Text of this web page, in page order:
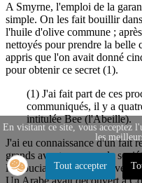
A Smyrne, l'emploi de la
simple. On les fait bouillir
l'huile d'olive commune ;
nettoyés pour prendre la belle
appris que l'on avait donné
pour obtenir ce secret (1).
(1) J'ai fait part de ces
communiqués, il y a
intitulée Bee (l'Abeille).
J'ai eu connaissance d'un fait
grands avantages pour la
l'insouciance de leur
Un Arabe avait découvert à
En visitant ce site, vous acceptez
les
Tout accepter